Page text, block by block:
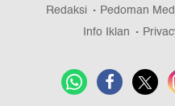
Redaksi Pedoman
Info Iklan